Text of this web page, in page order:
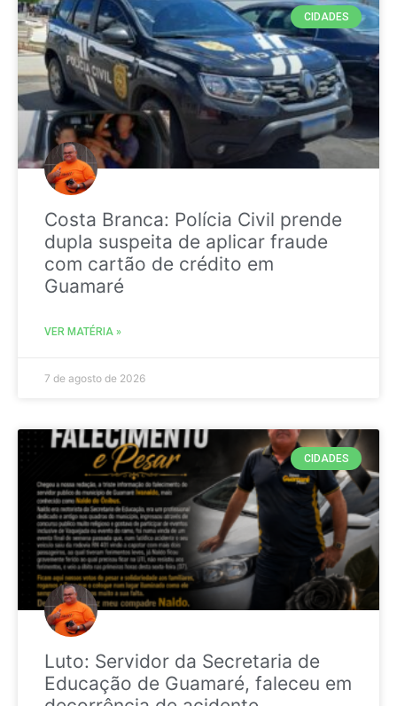
CIDADES
Costa Branca: Polícia Civil prende
dupla suspeita de aplicar fraude
com cartão de crédito em
Guamaré
VER MATÉRIA »
7 de agosto de 2026
CIDADES
Luto: Servidor da Secretaria de
Educação de Guamaré, faleceu em